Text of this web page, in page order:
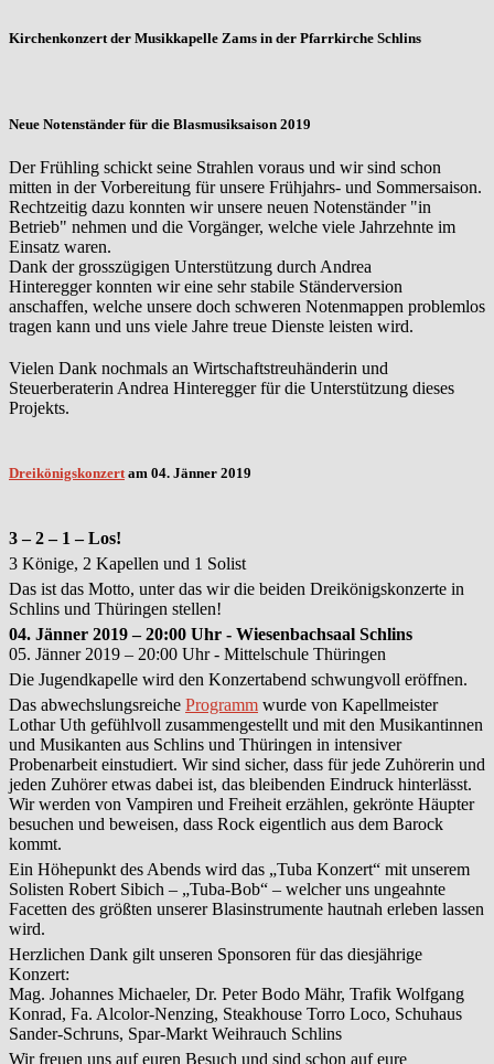
Kirchenkonzert der Musikkapelle Zams in der Pfarrkirche Schlins
Neue Notenständer für die Blasmusiksaison 2019
Der Frühling schickt seine Strahlen voraus und wir sind schon
mitten in der Vorbereitung für unsere Frühjahrs- und Sommersaison.
Rechtzeitig dazu konnten wir unsere neuen Notenständer "in
Betrieb" nehmen und die Vorgänger, welche viele Jahrzehnte im
Einsatz waren.
Dank der grosszügigen Unterstützung durch Andrea
Hinteregger konnten wir eine sehr stabile Ständerversion
anschaffen, welche unsere doch schweren Notenmappen problemlos
tragen kann und uns viele Jahre treue Dienste leisten wird.
Vielen Dank nochmals an Wirtschaftstreuhänderin und
Steuerberaterin Andrea Hinteregger für die Unterstützung dieses
Projekts.
Dreikönigskonzertam 04. Jänner 2019
3 – 2 – 1 – Los!
3 Könige, 2 Kapellen und 1 Solist
Das ist das Motto, unter das wir die beiden Dreikönigskonzerte in
Schlins und Thüringen stellen!
04. Jänner 2019 – 20:00 Uhr - Wiesenbachsaal Schlins
05. Jänner 2019 – 20:00 Uhr - Mittelschule Thüringen
Die Jugendkapelle wird den Konzertabend schwungvoll eröffnen.
Das abwechslungsreiche Programm wurde von Kapellmeister
Lothar Uth gefühlvoll zusammengestellt und mit den Musikantinnen
und Musikanten aus Schlins und Thüringen in intensiver
Probenarbeit einstudiert. Wir sind sicher, dass für jede Zuhörerin und
jeden Zuhörer etwas dabei ist, das bleibenden Eindruck hinterlässt.
Wir werden von Vampiren und Freiheit erzählen, gekrönte Häupter
besuchen und beweisen, dass Rock eigentlich aus dem Barock
kommt.
Ein Höhepunkt des Abends wird das „Tuba Konzert“ mit unserem
Solisten Robert Sibich – „Tuba-Bob“ – welcher uns ungeahnte
Facetten des größten unserer Blasinstrumente hautnah erleben lassen
wird.
Herzlichen Dank gilt unseren Sponsoren für das diesjährige
Konzert:
Mag. Johannes Michaeler, Dr. Peter Bodo Mähr, Trafik Wolfgang
Konrad, Fa. Alcolor-Nenzing, Steakhouse Torro Loco, Schuhaus
Sander-Schruns, Spar-Markt Weihrauch Schlins
Wir freuen uns auf euren Besuch und sind schon auf eure